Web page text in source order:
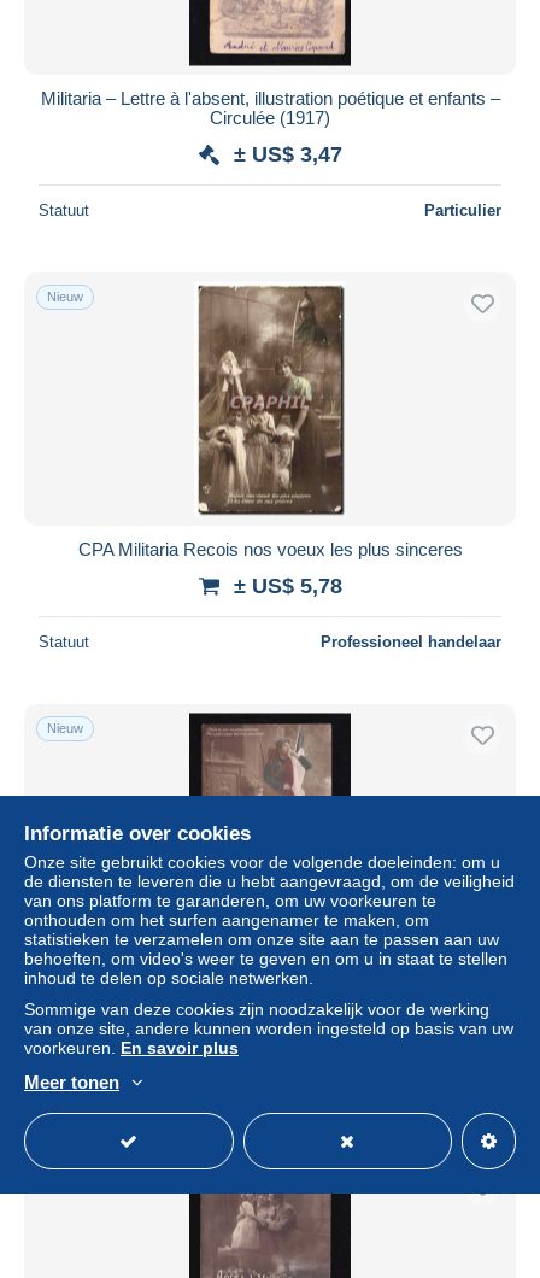
Militaria – Lettre à l'absent, illustration poétique et enfants –
Circulée (1917)
± US$ 3,47
Statuut Particulier
Nieuw
CPA Militaria Recois nos voeux les plus sinceres
± US$ 5,78
Statuut Professioneel handelaar
Nieuw
Militaria – Matin et soir, en priant pour toi, Mon petit cœur
bat d'un doux émoi – colorisée – circulée
± US$ 6,94
Statuut
Informatie over cookies
Onze site gebruikt cookies voor de volgende doeleinden: om u
de diensten te leveren die u hebt aangevraagd, om de veiligheid
van ons platform te garanderen, om uw voorkeuren te
onthouden om het surfen aangenamer te maken, om
statistieken te verzamelen om onze site aan te passen aan uw
behoeften, om video's weer te geven en om u in staat te stellen
inhoud te delen op sociale netwerken.
Sommige van deze cookies zijn noodzakelijk voor de werking
van onze site, andere kunnen worden ingesteld op basis van uw
voorkeuren. En savoir plus
Meer tonen